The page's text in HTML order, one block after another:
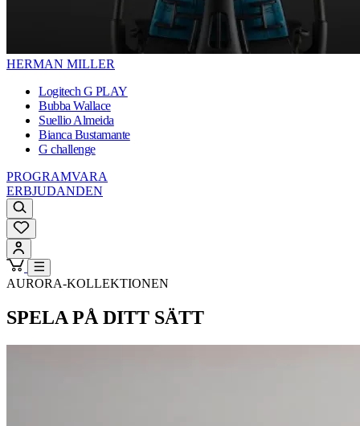
HERMAN MILLER
Logitech G PLAY
Bubba Wallace
Suellio Almeida
Bianca Bustamante
G challenge
PROGRAMVARA
ERBJUDANDEN
AURORA-KOLLEKTIONEN
SPELA PÅ DITT SÄTT